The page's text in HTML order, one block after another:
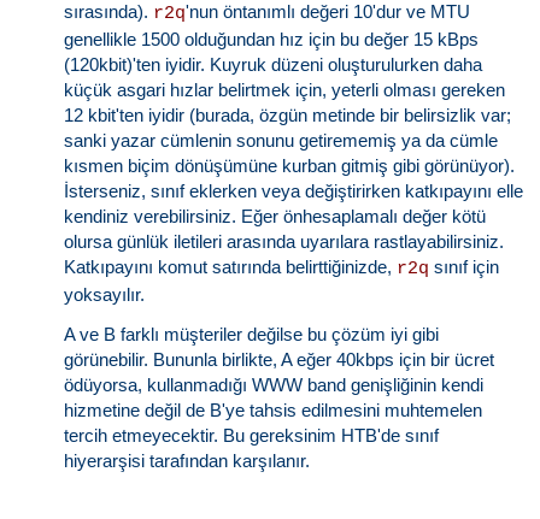
sırasında). r2q'nun öntanımlı değeri 10'dur ve MTU
genellikle 1500 olduğundan hız için bu değer 15 kBps
(120kbit)'ten iyidir. Kuyruk düzeni oluşturulurken daha
küçük asgari hızlar belirtmek için, yeterli olması gereken
12 kbit'ten iyidir (burada, özgün metinde bir belirsizlik var;
sanki yazar cümlenin sonunu getirememiş ya da cümle
kısmen biçim dönüşümüne kurban gitmiş gibi görünüyor).
İsterseniz, sınıf eklerken veya değiştirirken katkıpayını elle
kendiniz verebilirsiniz. Eğer önhesaplamalı değer kötü
olursa günlük iletileri arasında uyarılara rastlayabilirsiniz.
Katkıpayını komut satırında belirttiğinizde, r2q sınıf için
yoksayılır.
A ve B farklı müşteriler değilse bu çözüm iyi gibi
görünebilir. Bununla birlikte, A eğer 40kbps için bir ücret
ödüyorsa, kullanmadığı WWW band genişliğinin kendi
hizmetine değil de B'ye tahsis edilmesini muhtemelen
tercih etmeyecektir. Bu gereksinim HTB'de sınıf
hiyerarşisi tarafından karşılanır.